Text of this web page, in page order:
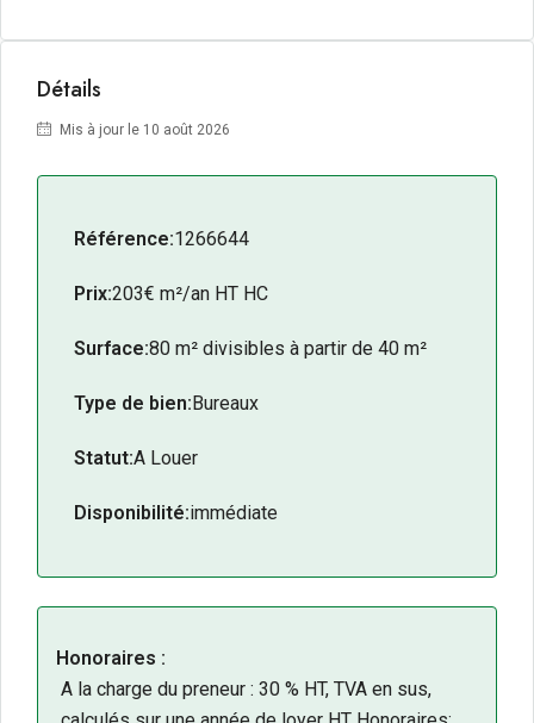
Détails
Mis à jour le 10 août 2026
Référence:1266644
Prix:203€ m²/an HT HC
Surface:80 m² divisibles à partir de 40 m²
Type de bien:Bureaux
Statut:A Louer
Disponibilité:immédiate
Honoraires :
A la charge du preneur : 30 % HT, TVA en sus,